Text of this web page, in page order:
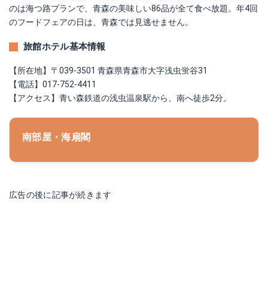
のは海つ路プランで、青森の美味しい86品が全て食べ放題。年4回
のフードフェアの日は、青森では見逃せません。
旅館ホテル基本情報
【所在地】〒039-3501 青森県青森市大字浅虫蛍谷31
【電話】017-752-4411
【アクセス】青い森鉄道の浅虫温泉駅から、南へ徒歩2分。
南部屋・海扇閣
広告の後に記事が続きます